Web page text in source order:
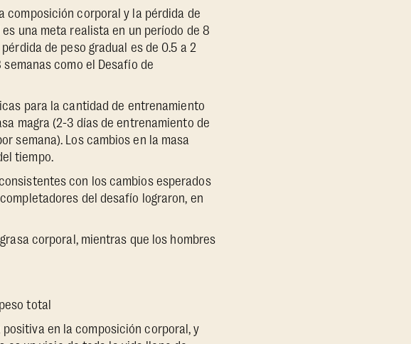
composición corporal y la pérdida de
una meta realista en un período de 8
de peso gradual es de 0.5 a 2
como el Desafío de
para la cantidad de entrenamiento
magra (2-3 días de entrenamiento de
semana). Los cambios en la masa
tiempo.
con los cambios esperados
del desafío lograron, en
corporal, mientras que los hombres
total
en la composición corporal, y